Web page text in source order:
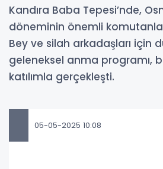
Kandıra Baba Tepesi’nde,
döneminin önemli
Bey ve silah arkadaşları için
geleneksel anma programı,
katılımla gerçekleşti.
05-05-2025 10:08